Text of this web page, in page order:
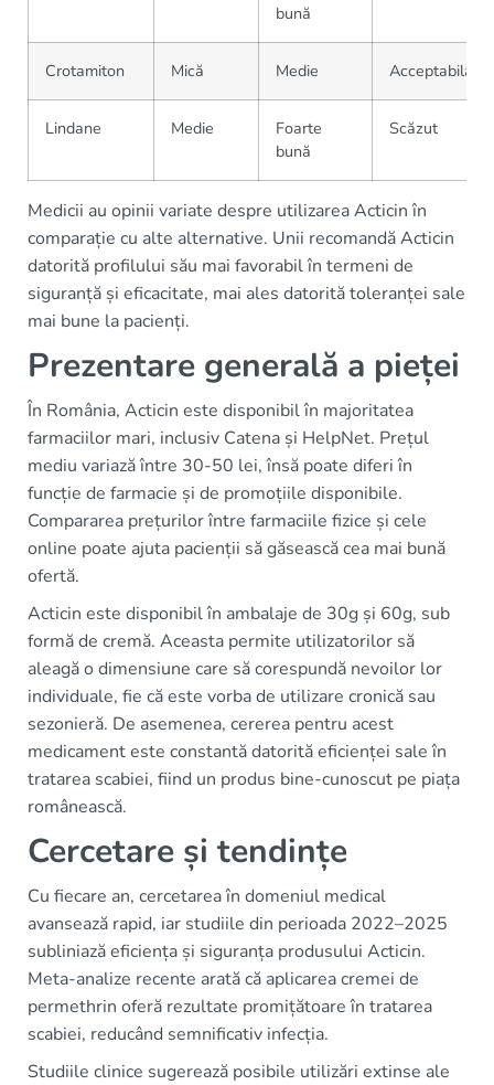
bună
Crotamiton Mică Medie Acceptabilă
Lindane Medie
Foarte
bună
Scăzut
Medicii au opinii variate despre utilizarea Acticin în
comparație cu alte alternative. Unii recomandă Acticin
datorită profilului său mai favorabil în termeni de
siguranță și eficacitate, mai ales datorită toleranței sale
mai bune la pacienți.
Prezentare generală a pieței
În România, Acticin este disponibil în majoritatea
farmaciilor mari, inclusiv Catena și HelpNet. Prețul
mediu variază între 30-50 lei, însă poate diferi în
funcție de farmacie și de promoțiile disponibile.
Compararea prețurilor între farmaciile fizice și cele
online poate ajuta pacienții să găsească cea mai bună
ofertă.
Acticin este disponibil în ambalaje de 30g și 60g, sub
formă de cremă. Aceasta permite utilizatorilor să
aleagă o dimensiune care să corespundă nevoilor lor
individuale, fie că este vorba de utilizare cronică sau
sezonieră. De asemenea, cererea pentru acest
medicament este constantă datorită eficienței sale în
tratarea scabiei, fiind un produs bine-cunoscut pe piața
românească.
Cercetare și tendințe
Cu fiecare an, cercetarea în domeniul medical
avansează rapid, iar studiile din perioada 2022–2025
subliniază eficiența și siguranța produsului Acticin.
Meta-analize recente arată că aplicarea cremei de
permethrin oferă rezultate promițătoare în tratarea
scabiei, reducând semnificativ infecția.
Studiile clinice sugerează posibile utilizări extinse ale